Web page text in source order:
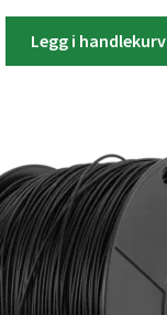
Legg i handlekurv